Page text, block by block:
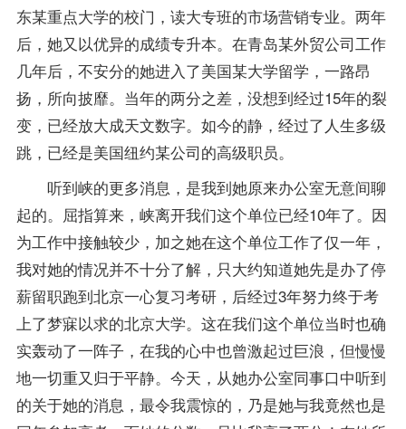
东某重点大学的校门，读大专班的市场营销专业。两年
后，她又以优异的成绩专升本。在青岛某外贸公司工作
几年后，不安分的她进入了美国某大学留学，一路昂
扬，所向披靡。当年的两分之差，没想到经过15年的裂
变，已经放大成天文数字。如今的静，经过了人生多级
跳，已经是美国纽约某公司的高级职员。
听到峡的更多消息，是我到她原来办公室无意间聊
起的。屈指算来，峡离开我们这个单位已经10年了。因
为工作中接触较少，加之她在这个单位工作了仅一年，
我对她的情况并不十分了解，只大约知道她先是办了停
薪留职跑到北京一心复习考研，后经过3年努力终于考
上了梦寐以求的北京大学。这在我们这个单位当时也确
实轰动了一阵子，在我的心中也曾激起过巨浪，但慢慢
地一切重又归于平静。今天，从她办公室同事口中听到
的关于她的消息，最令我震惊的，乃是她与我竟然也是